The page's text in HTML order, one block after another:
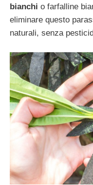
bianchi o farfalline
eliminare questo
naturali, senza